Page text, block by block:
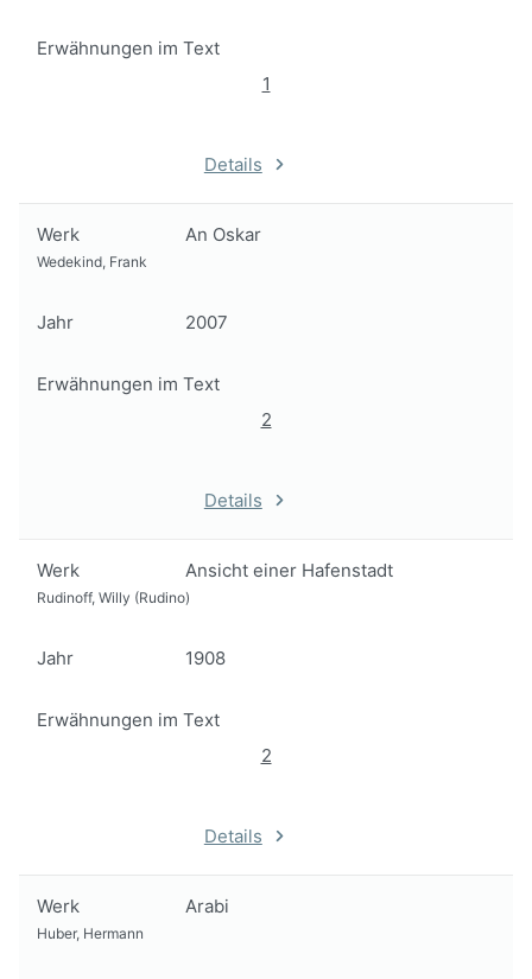
Erwähnungen im Text
1
Details
Werk An Oskar
Wedekind, Frank
Jahr 2007
Erwähnungen im Text
2
Details
Werk Ansicht einer Hafenstadt
Rudinoff, Willy (Rudino)
Jahr 1908
Erwähnungen im Text
2
Details
Werk Arabi
Huber, Hermann